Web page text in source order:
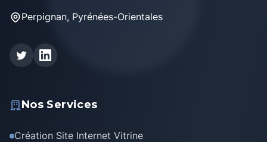
Perpignan, Pyrénées-Orientales
Nos Services
Création Site Internet Vitrine